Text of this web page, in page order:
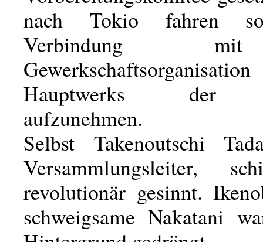
nach Tokio fahren
Verbindung
Hauptwerks der
aufzunehmen.
Selbst Takenoutschi
Versammlungsleiter,
revolutionär gesinnt.
schweigsame Nakatani